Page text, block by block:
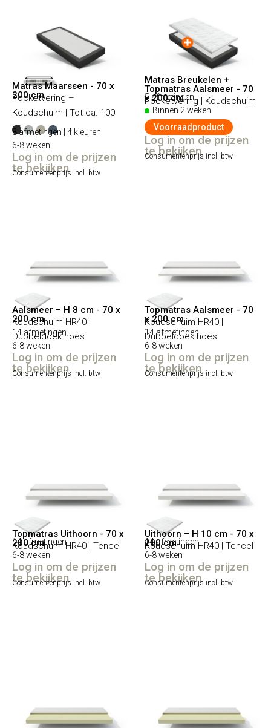
Matras Maarssen - 70 x
200 cm
Pocketvering –
Koudschuim | Tot ca. 100
kg
8 afmetingen | 4 kleuren
6-8 weken
Log in om de prijzen
te bekijken
Consumentenprijs incl. btw
Matras Breukelen +
Topmatras Aalsmeer - 70
x 200 cm
Pocketvering | Koudschuim
5 afmetingen
Binnen 2 weken
Voorraadproduct
Log in om de prijzen
te bekijken
Consumentenprijs incl. btw
Aalsmeer – H 8 cm - 70 x
200 cm
Koudschuim HR40 |
Dubbeldoek hoes
14 afmetingen
6-8 weken
Log in om de prijzen
te bekijken
Consumentenprijs incl. btw
Topmatras Aalsmeer - 70
x 200 cm
Koudschuim HR40 |
Dubbeldoek hoes
14 afmetingen
6-8 weken
Log in om de prijzen
te bekijken
Consumentenprijs incl. btw
Topmatras Uithoorn - 70 x
200 cm
Koudschuim HR40 | Tencel
14 afmetingen
6-8 weken
Log in om de prijzen
te bekijken
Consumentenprijs incl. btw
Uithoorn – H 10 cm - 70 x
200 cm
Koudschuim HR40 | Tencel
14 afmetingen
6-8 weken
Log in om de prijzen
te bekijken
Consumentenprijs incl. btw